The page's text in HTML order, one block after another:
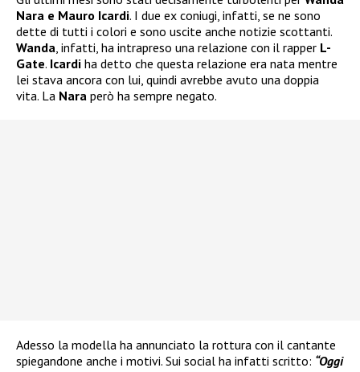
Nara e Mauro Icardi. I due ex coniugi, infatti, se ne sono
dette di tutti i colori e sono uscite anche notizie scottanti.
Wanda, infatti, ha intrapreso una relazione con il rapper L-
Gate. Icardi ha detto che questa relazione era nata mentre
lei stava ancora con lui, quindi avrebbe avuto una doppia
vita. La Nara però ha sempre negato.
Adesso la modella ha annunciato la rottura con il cantante
spiegandone anche i motivi. Sui social ha infatti scritto: “Oggi